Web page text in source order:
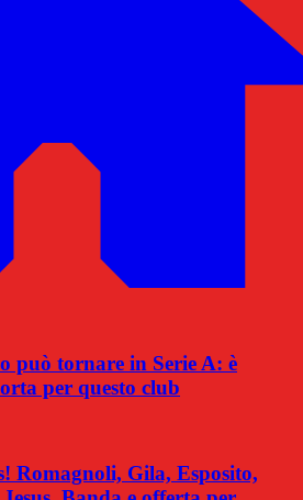
può tornare in Serie A: è
per questo club
Romagnoli, Gila, Esposito,